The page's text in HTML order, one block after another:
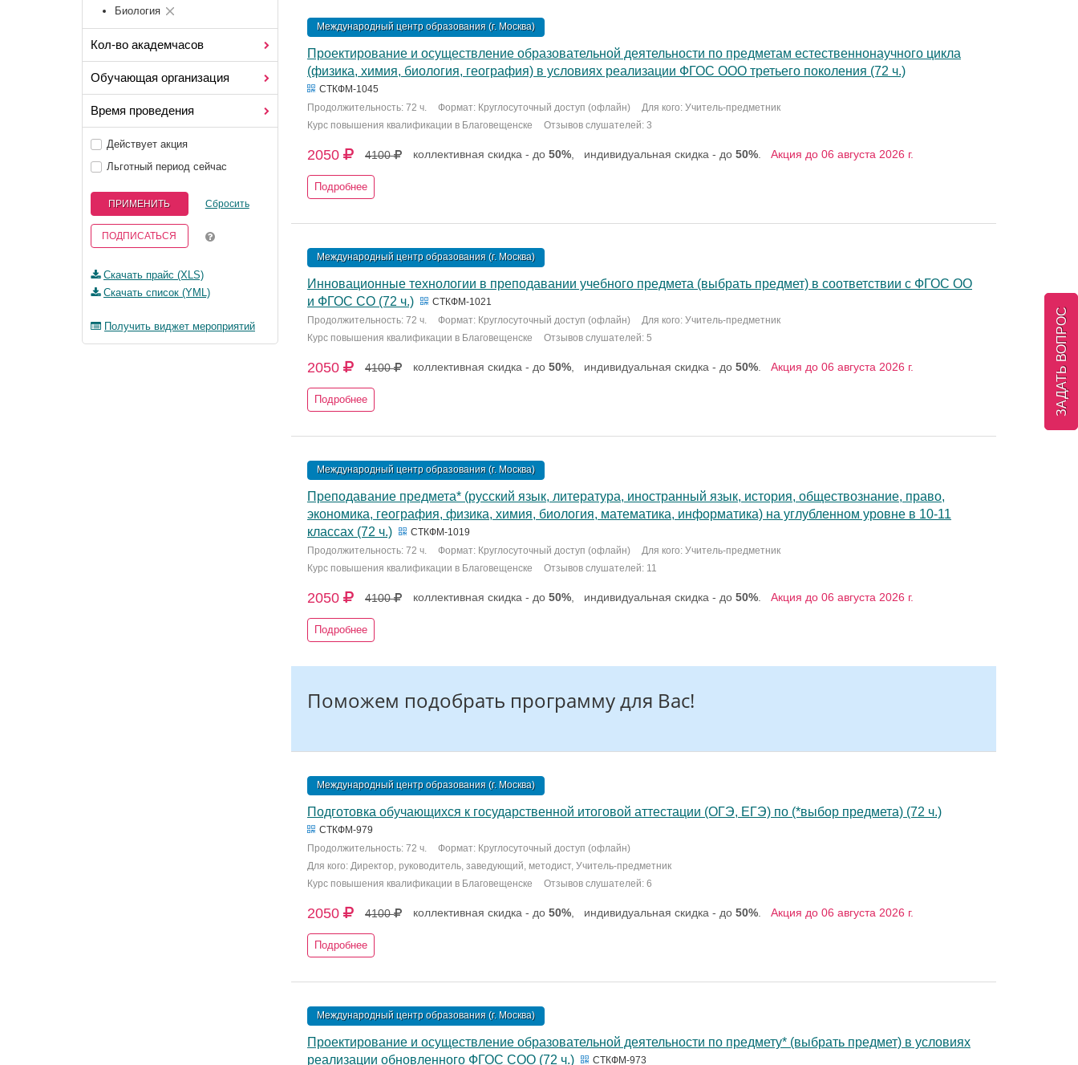
Биология
Кол-во академчасов
Обучающая организация
Время проведения
Действует акция
Льготный период сейчас
ПРИМЕНИТЬ Сбросить
ПОДПИСАТЬСЯ
Скачать прайс (XLS)
Скачать список (YML)
Получить виджет мероприятий
Международный центр образования (г. Москва)
Проектирование и осуществление образовательной деятельности по предметам естественнонаучного цикла
(физика, химия, биология, география) в условиях реализации ФГОС ООО третьего поколения (72 ч.)
СТКФМ-1045
Продолжительность: 72 ч.
Формат: Круглосуточный доступ (офлайн)
Для кого: Учитель-предметник
Курс повышения квалификации в Благовещенске
Отзывов слушателей: 3
2050 4100 коллективная скидка - до 50% индивидуальная скидка - до 50% Акция до 06 августа 2026 г.
Подробнее
Международный центр образования (г. Москва)
Инновационные технологии в преподавании учебного предмета (выбрать предмет) в соответствии с ФГОС ОО
и ФГОС СО (72 ч.)
СТКФМ-1021
Продолжительность: 72 ч.
Формат: Круглосуточный доступ (офлайн)
Для кого: Учитель-предметник
Курс повышения квалификации в Благовещенске
Отзывов слушателей: 5
2050 4100 коллективная скидка - до 50% индивидуальная скидка - до 50% Акция до 06 августа 2026 г.
Подробнее
Международный центр образования (г. Москва)
Преподавание предмета* (русский язык, литература, иностранный язык, история, обществознание, право,
экономика, география, физика, химия, биология, математика, информатика) на углубленном уровне в 10-11
классах (72 ч.)
СТКФМ-1019
Продолжительность: 72 ч.
Формат: Круглосуточный доступ (офлайн)
Для кого: Учитель-предметник
Курс повышения квалификации в Благовещенске
Отзывов слушателей: 11
2050 4100 коллективная скидка - до 50% индивидуальная скидка - до 50% Акция до 06 августа 2026 г.
Подробнее
Поможем подобрать программу для Вас!
Международный центр образования (г. Москва)
Подготовка обучающихся к государственной итоговой аттестации (ОГЭ, ЕГЭ) по (*выбор предмета) (72 ч.)
СТКФМ-979
Продолжительность: 72 ч.
Формат: Круглосуточный доступ (офлайн)
Для кого: Директор, руководитель, заведующий, методист, Учитель-предметник
Курс повышения квалификации в Благовещенске
Отзывов слушателей: 6
2050 4100 коллективная скидка - до 50% индивидуальная скидка - до 50% Акция до 06 августа 2026 г.
Подробнее
Международный центр образования (г. Москва)
Проектирование и осуществление образовательной деятельности по предмету* (выбрать предмет) в условиях
реализации обновленного ФГОС СОО (72 ч.)
СТКФМ-973
ЗАДАТЬ ВОПРОС